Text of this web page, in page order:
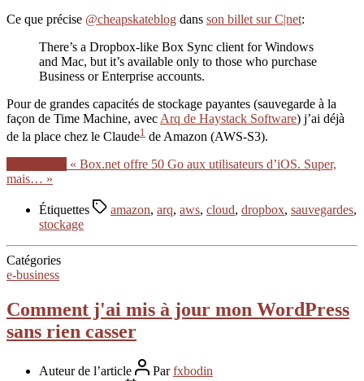
Ce que précise @cheapskateblog dans son billet sur C|net:
There’s a Dropbox-like Box Sync client for Windows
and Mac, but it’s available only to those who purchase
Business or Enterprise accounts.
Pour de grandes capacités de stockage payantes (sauvegarde à la
façon de Time Machine, avec Arq de Haystack Software) j’ai déjà
de la place chez le Claude1 de Amazon (AWS-S3).
« Box.net offre 50 Go aux utilisateurs d’iOS. Super,
mais… »
Étiquettes amazon, arq, aws, cloud, dropbox, sauvegardes,
stockage
Catégories
e-business
Comment j'ai mis à jour mon WordPress
sans rien casser
Auteur de l’article Parfxbodin